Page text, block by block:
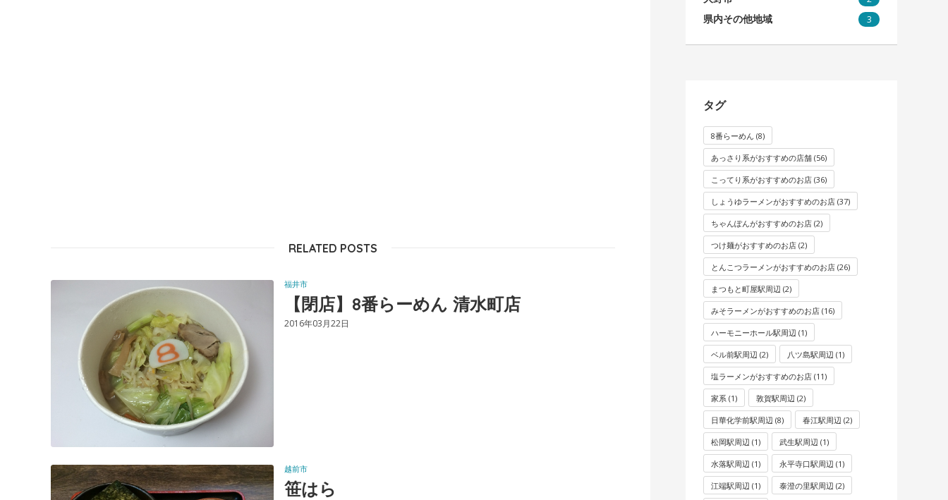
RELATED POSTS
福井市
【閉店】8番らーめん 清水町店
2016年03月22日
越前市
笹はら
県内その他地域 3
タグ
8番らーめん (8)
あっさり系がおすすめの店舗 (56)
こってり系がおすすめのお店 (36)
しょうゆラーメンがおすすめのお店 (37)
ちゃんぽんがおすすめのお店 (2)
つけ麺がおすすめのお店 (2)
とんこつラーメンがおすすめのお店 (26)
まつもと町屋駅周辺 (2)
みそラーメンがおすすめのお店 (16)
ハーモニーホール駅周辺 (1)
ベル前駅周辺 (2) 八ツ島駅周辺 (1)
塩ラーメンがおすすめのお店 (11)
家系 (1) 敦賀駅周辺 (2)
日華化学前駅周辺 (8) 春江駅周辺 (2)
松岡駅周辺 (1) 武生駅周辺 (1)
水落駅周辺 (1) 永平寺口駅周辺 (1)
江端駅周辺 (1) 泰澄の里駅周辺 (2)